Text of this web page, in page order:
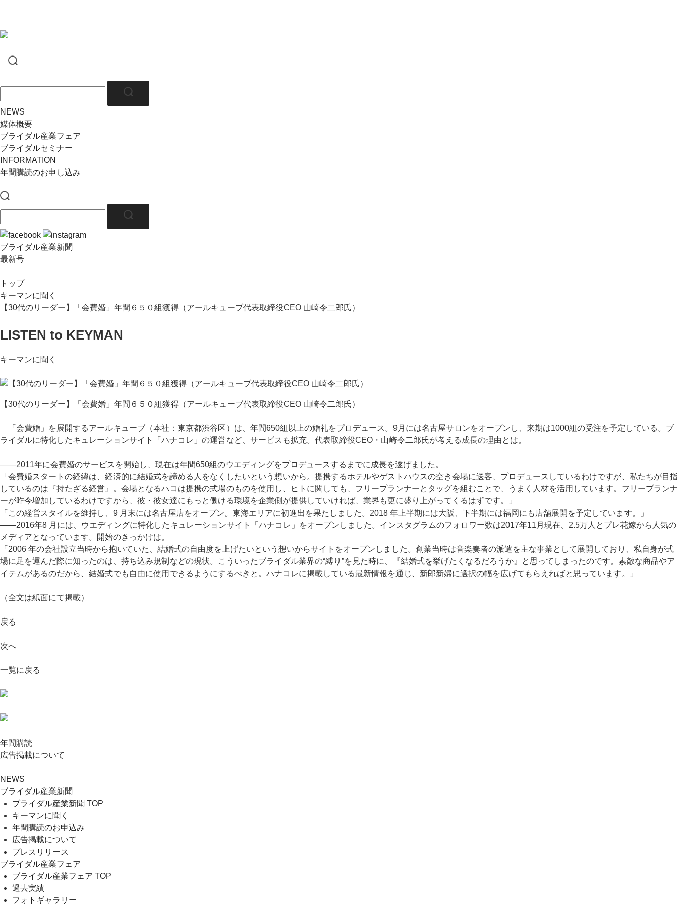
NEWS
媒体概要
ブライダル産業フェア
ブライダルセミナー
INFORMATION
年間購読のお申し込み
ブライダル産業新聞
最新号
トップ
キーマンに聞く
【30代のリーダー】「会費婚」年間６５０組獲得（アールキューブ代表取締役CEO 山崎令二郎氏）
LISTEN to KEYMAN
キーマンに聞く
【30代のリーダー】「会費婚」年間６５０組獲得（アールキューブ代表取締役CEO 山崎令二郎氏）
「会費婚」を展開するアールキューブ（本社：東京都渋谷区）は、年間650組以上の婚礼をプロデュース。9月には名古屋サロンをオープンし、来期は1000組の受注を予定している。ブ
ライダルに特化したキュレーションサイト「ハナコレ」の運営など、サービスも拡充。代表取締役CEO・山崎令二郎氏が考える成長の理由とは。
――2011年に会費婚のサービスを開始し、現在は年間650組のウエディングをプロデュースするまでに成長を遂げました。
「会費婚スタートの経緯は、経済的に結婚式を諦める人をなくしたいという想いから。提携するホテルやゲストハウスの空き会場に送客、プロデュースしているわけですが、私たちが目指
しているのは『持たざる経営』。会場となるハコは提携の式場のものを使用し、ヒトに関しても、フリープランナーとタッグを組むことで、うまく人材を活用しています。フリープランナ
ーが昨今増加しているわけですから、彼・彼女達にもっと働ける環境を企業側が提供していければ、業界も更に盛り上がってくるはずです。」
「この経営スタイルを維持し、9 月末には名古屋店をオープン。東海エリアに初進出を果たしました。2018 年上半期には大阪、下半期には福岡にも店舗展開を予定しています。」
――2016年8 月には、ウエディングに特化したキュレーションサイト「ハナコレ」をオープンしました。インスタグラムのフォロワー数は2017年11月現在、2.5万人とプレ花嫁から人気の
メディアとなっています。開始のきっかけは。
「2006 年の会社設立当時から抱いていた、結婚式の自由度を上げたいという想いからサイトをオープンしました。創業当時は音楽奏者の派遣を主な事業として展開しており、私自身が式
場に足を運んだ際に知ったのは、持ち込み規制などの現状。こういったブライダル業界の“縛り”を見た時に、『結婚式を挙げたくなるだろうか』と思ってしまったのです。素敵な商品やア
イテムがあるのだから、結婚式でも自由に使用できるようにするべきと。ハナコレに掲載している最新情報を通じ、新郎新婦に選択の幅を広げてもらえればと思っています。」
（全文は紙面にて掲載）
戻る
次へ
一覧に戻る
年間購読
広告掲載について
NEWS
ブライダル産業新聞
ブライダル産業新聞 TOP
キーマンに聞く
年間購読のお申込み
広告掲載について
プレスリリース
ブライダル産業フェア
ブライダル産業フェア TOP
過去実績
フォトギャラリー